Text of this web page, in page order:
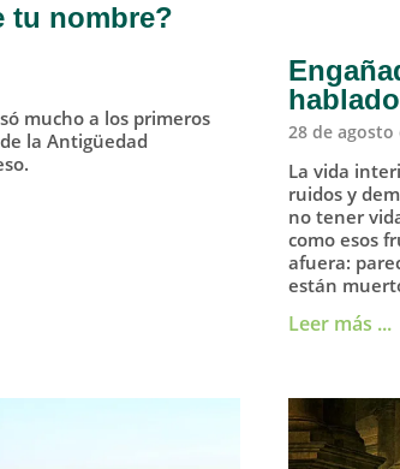
tu nombre?
mucho a los primeros
la Antigüedad
28 de agosto
La vida
ruidos y
no tener
como esos
afuera:
están
Leer más ...